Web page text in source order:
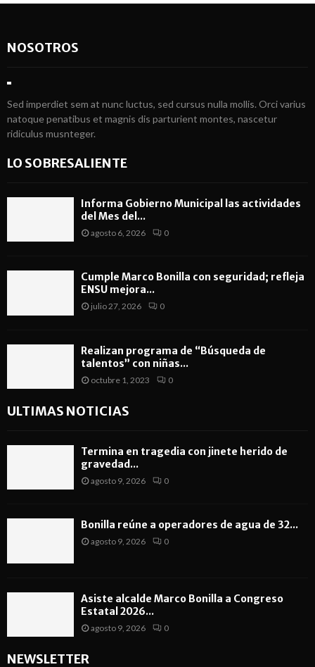
NOSOTROS
Sed imperdiet sem at nunc luctus, sed cursus nulla mollis. Orci varius
natoque penatibus et magnis dis parturient montes, nascetur
ridiculus musnteger.
LO SOBRESALIENTE
Informa Gobierno Municipal las actividades
del Mes del...
agosto 6, 2026 0
Cumple Marco Bonilla con seguridad; refleja
ENSU mejora...
julio 27, 2026 0
Realizan programa de “Búsqueda de
talentos” con niñas...
octubre 1, 2023 0
ULTIMAS NOTICIAS
Termina en tragedia con jinete herido de
gravedad...
agosto 9, 2026 0
Bonilla reúne a operadores de agua de 32...
agosto 9, 2026 0
Asiste alcalde Marco Bonilla a Congreso
Estatal 2026...
agosto 9, 2026 0
NEWSLETTER